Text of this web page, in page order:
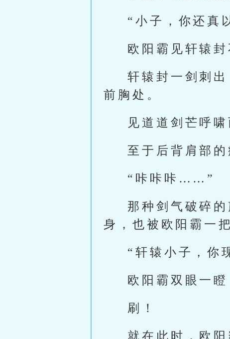
“小子，你还真
欧阳霸见轩辕
轩辕封一剑刺
前胸处。
见道道剑芒呼
至于后背肩部
“咔咔咔……”
那种剑气破碎
身，也被欧阳霸一
“轩辕小子，你
欧阳霸双眼一
刷！
就在此时，欧